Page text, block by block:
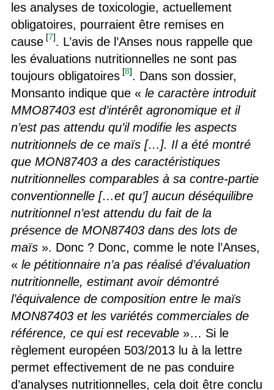
les analyses de toxicologie, actuellement
obligatoires, pourraient être remises en
cause [7]. L’avis de l’Anses nous rappelle que
les évaluations nutritionnelles ne sont pas
toujours obligatoires [8]. Dans son dossier,
Monsanto indique que « le caractère introduit
MMO87403 est d’intérêt agronomique et il
n’est pas attendu qu’il modifie les aspects
nutritionnels de ce maïs […]. Il a été montré
que MON87403 a des caractéristiques
nutritionnelles comparables à sa contre-partie
conventionnelle […et qu’] aucun déséquilibre
nutritionnel n’est attendu du fait de la
présence de MON87403 dans des lots de
maïs». Donc ? Donc, comme le note l’Anses,
« le pétitionnaire n’a pas réalisé d’évaluation
nutritionnelle, estimant avoir démontré
l’équivalence de composition entre le maïs
MON87403 et les variétés commerciales de
référence, ce qui est recevable»… Si le
règlement européen 503/2013 lu à la lettre
permet effectivement de ne pas conduire
d’analyses nutritionnelles, cela doit être conclu